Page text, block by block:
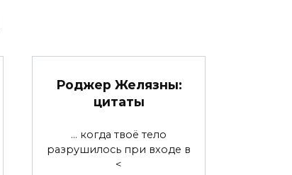
Роджер Желязны:
цитаты
… когда твоё тело
разрушилось при входе в
<